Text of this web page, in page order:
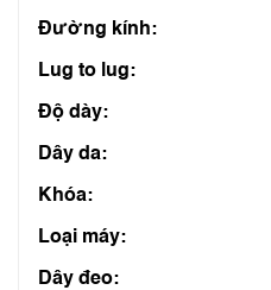
Đường kính:
Lug to lug:
Độ dày:
Dây da:
Khóa:
Loại máy:
Dây đeo: